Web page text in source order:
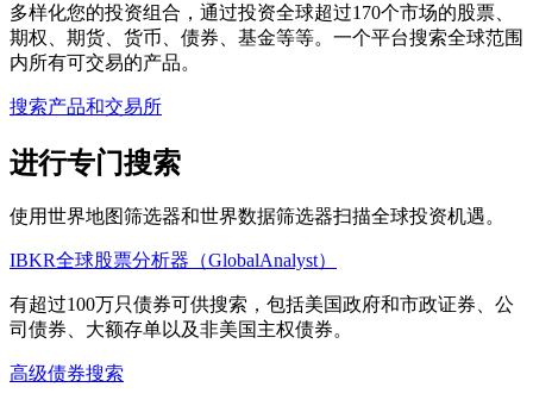
多样化您的投资组合，通过投资全球超过170个市场的股票、
期权、期货、货币、债券、基金等等。一个平台搜索全球范围
内所有可交易的产品。
搜索产品和交易所
进行专门搜索
使用世界地图筛选器和世界数据筛选器扫描全球投资机遇。
IBKR全球股票分析器（GlobalAnalyst）
有超过100万只债券可供搜索，包括美国政府和市政证券、公
司债券、大额存单以及非美国主权债券。
高级债券搜索